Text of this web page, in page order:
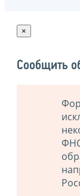
×
Сообщить